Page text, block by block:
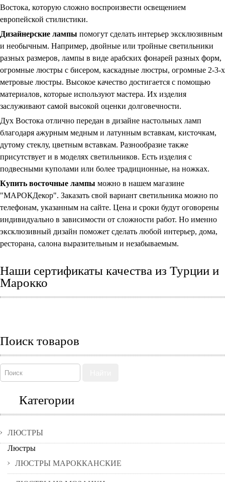
Востока, которую сложно воспроизвести освещением
европейской стилистики.
Дизайнерские лампы помогут сделать интерьер эксклюзивным
и необычным. Например, двойные или тройные светильники
разных размеров, лампы в виде арабских фонарей разных форм,
огромные люстры с бисером, каскадные люстры, огромные 2-3-х
метровые люстры. Высокое качество достигается с помощью
материалов, которые используют мастера. Их изделия
заслуживают самой высокой оценки долговечности.
Дух Востока отлично передан в дизайне настольных ламп
благодаря ажурным медным и латунным вставкам, кисточкам,
дутому стеклу, цветным вставкам. Разнообразие также
присутствует и в моделях светильников. Есть изделия с
подвесными куполами или более традиционные, на ножках.
Купить восточные лампы можно в нашем магазине
"МАРОКДекор". Заказать свой вариант светильника можно по
телефонам, указанным на сайте. Цена и сроки будут оговорены
индивидуально в зависимости от сложности работ. Но именно
эксклюзивный дизайн поможет сделать любой интерьер, дома,
ресторана, салона выразительным и незабываемым.
Наши сертификаты качества из Турции и
Марокко
Поиск товаров
Категории
ЛЮСТРЫ
Люстры
ЛЮСТРЫ МАРОККАНСКИЕ